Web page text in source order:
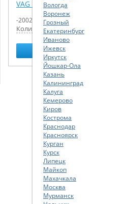
VAG Колодки тормозные задние
-2002г.
Количество:
Найти
Вологда
Воронеж
Грозный
Екатеринбург
Иваново
Ижевск
Иркутск
Йошкар-Ола
Казань
Калининград
Калуга
Кемерово
Киров
Кострома
Краснодар
Красноярск
Курган
Курск
Липецк
Майкоп
Махачкала
Москва
Мурманск